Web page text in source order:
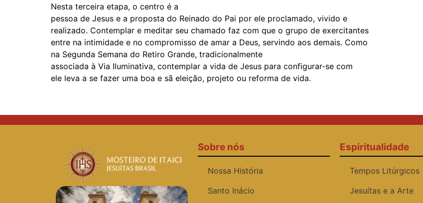
Nesta terceira etapa, o centro é a
pessoa de Jesus e a proposta do Reinado do Pai por ele proclamado, vivido e
realizado. Contemplar e meditar seu chamado faz com que o grupo de exercitantes
entre na intimidade e no compromisso de amar a Deus, servindo aos demais. Como
na Segunda Semana do Retiro Grande, tradicionalmente
associada à Via Iluminativa, contemplar a vida de Jesus para configurar-se com
ele leva a se fazer uma boa e sã eleição, projeto ou reforma de vida.
Sobre nós
Nossa História
Santo Inácio
Espiritualidade
Tempos Litúrgicos
Jesuítas e a Arte